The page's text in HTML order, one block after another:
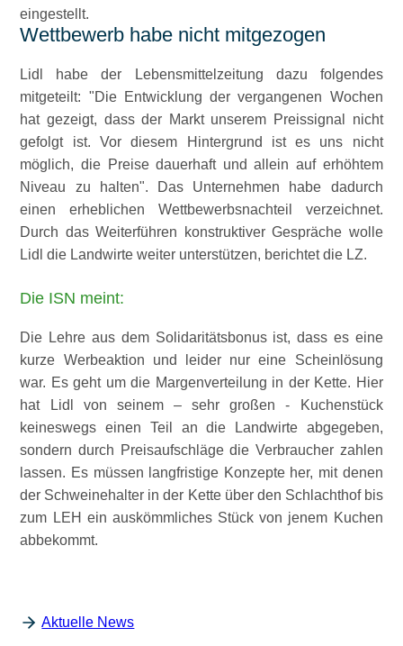
eingestellt.
Wettbewerb habe nicht mitgezogen
Lidl habe der Lebensmittelzeitung dazu folgendes
mitgeteilt:
Die Entwicklung der vergangenen Wochen
hat gezeigt, dass der Markt unserem Preissignal nicht
gefolgt ist. Vor diesem Hintergrund ist es uns nicht
möglich, die Preise dauerhaft und allein auf erhöhtem
Niveau zu halten . Das Unternehmen habe dadurch
einen erheblichen Wettbewerbsnachteil verzeichnet.
Durch das Weiterführen konstruktiver Gespräche wolle
Lidl die Landwirte weiter unterstützen, berichtet die LZ.
Die ISN meint:
Die Lehre aus dem Solidaritätsbonus ist, dass es eine
kurze Werbeaktion und leider nur eine Scheinlösung
war. Es geht um die Margenverteilung in der Kette. Hier
hat Lidl von seinem – sehr großen - Kuchenstück
keineswegs einen Teil an die Landwirte abgegeben,
sondern durch Preisaufschläge die Verbraucher zahlen
lassen. Es müssen langfristige Konzepte her, mit denen
der Schweinehalter in der Kette über den Schlachthof bis
zum LEH ein auskömmliches Stück von jenem Kuchen
abbekommt.
Aktuelle News